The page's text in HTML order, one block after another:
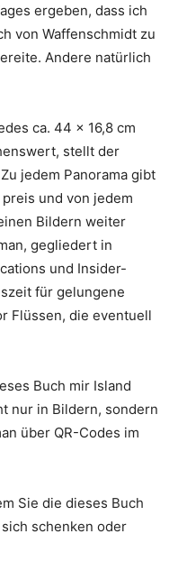
ergeben, dass ich
von Waffenschmidt zu
Andere natürlich
ca. 44 x 16,8 cm
stellt der
jedem Panorama gibt
und von jedem
Bildern weiter
gegliedert in
und Insider-
für gelungene
Flüssen, die eventuell
Buch mir Island
nur in Bildern, sondern
über QR-Codes im
Sie die dieses Buch
schenken oder